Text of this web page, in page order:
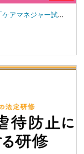
🎥ケアマネジャー受験対策ＷＥＢ講座「ケアマネジャー試験ナビ２０２６」介護支援分野